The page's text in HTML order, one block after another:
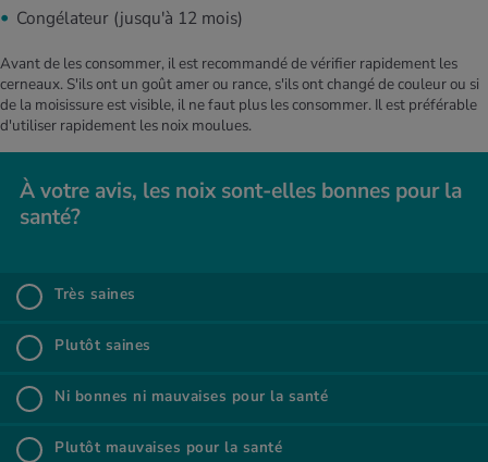
​​​À votre avis, les noix sont-elles bonnes pour la
santé?​​
Très saines
Plu­tôt saines
Ni bonnes ni mau­vaises pour la santé
Plu­tôt mau­vaises pour la santé
​​​À votre avis, les noix sont-elles bonnes pour la santé?​​
%
Congélateur (jusqu'à 12 mois)
Avant de les consommer, il est recommandé de vérifier rapidement les
cerneaux. S'ils ont un goût amer ou rance, s'ils ont changé de couleur ou si
de la moisissure est visible, il ne faut plus les consommer. Il est préférable
d'utiliser rapidement les noix moulues.